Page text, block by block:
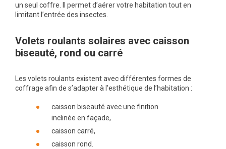
un seul coffre. Il permet d’aérer votre habitation tout en
limitant l’entrée des insectes.
Volets roulants solaires avec caisson
biseauté, rond ou carré
Les volets roulants existent avec différentes formes de
coffrage afin de s’adapter à l’esthétique de l’habitation :
caisson biseauté avec une finition
inclinée en façade,
caisson carré,
caisson rond.